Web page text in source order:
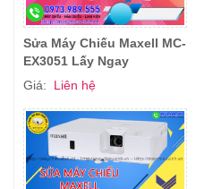
Sửa Máy Chiếu Maxell MC-
EX3051 Lấy Ngay
Giá:
Liên hệ